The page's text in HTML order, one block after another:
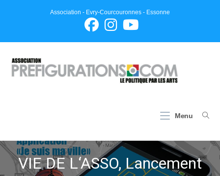
Association - Evry-Courcouronnes - Essonne
Menu
VIE DE L‘ASSO, Lancement